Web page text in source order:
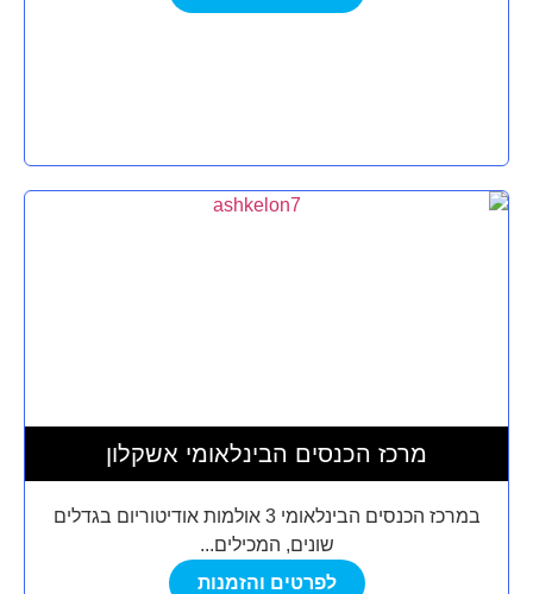
מרכז הכנסים הבינלאומי אשקלון
במרכז הכנסים הבינלאומי 3 אולמות אודיטוריום בגדלים
שונים, המכילים...
לפרטים והזמנות